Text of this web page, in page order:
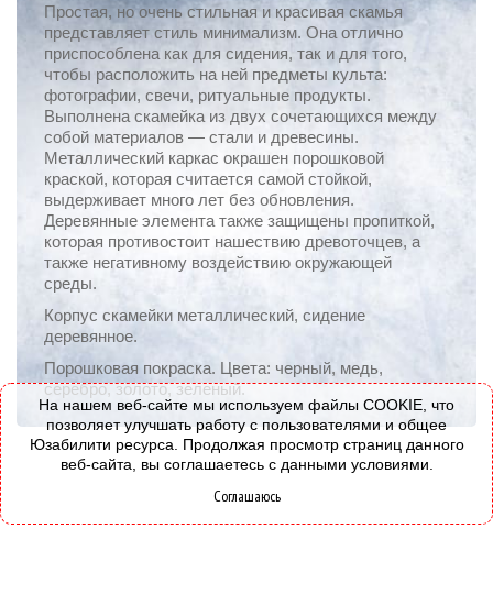
Простая, но очень стильная и красивая скамья
представляет стиль минимализм. Она отлично
приспособлена как для сидения, так и для того,
чтобы расположить на ней предметы культа:
фотографии, свечи, ритуальные продукты.
Выполнена скамейка из двух сочетающихся между
собой материалов — стали и древесины.
Металлический каркас окрашен порошковой
краской, которая считается самой стойкой,
выдерживает много лет без обновления.
Деревянные элемента также защищены пропиткой,
которая противостоит нашествию древоточцев, а
также негативному воздействию окружающей
среды.
Корпус скамейки металлический, сидение
деревянное.
Порошковая покраска. Цвета: черный, медь,
серебро, золото, зеленый.
На нашем веб-сайте мы используем файлы COOKIE, что
позволяет улучшать работу с пользователями и общее
Юзабилити ресурса. Продолжая просмотр страниц данного
веб-сайта, вы соглашаетесь с данными условиями.
Соглашаюсь